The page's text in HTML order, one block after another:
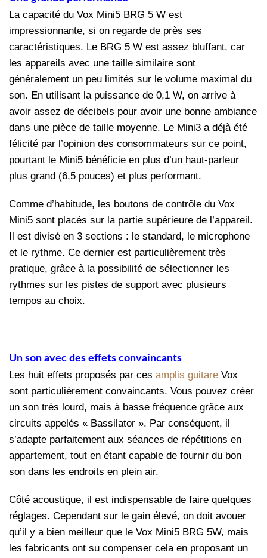
La capacité du Vox Mini5 BRG 5 W est
impressionnante, si on regarde de près ses
caractéristiques. Le BRG 5 W est assez bluffant, car
les appareils avec une taille similaire sont
généralement un peu limités sur le volume maximal du
son. En utilisant la puissance de 0,1 W, on arrive à
avoir assez de décibels pour avoir une bonne ambiance
dans une pièce de taille moyenne. Le Mini3 a déjà été
félicité par l’opinion des consommateurs sur ce point,
pourtant le Mini5 bénéficie en plus d’un haut-parleur
plus grand (6,5 pouces) et plus performant.
Comme d’habitude, les boutons de contrôle du Vox
Mini5 sont placés sur la partie supérieure de l’appareil.
Il est divisé en 3 sections : le standard, le microphone
et le rythme. Ce dernier est particulièrement très
pratique, grâce à la possibilité de sélectionner les
rythmes sur les pistes de support avec plusieurs
tempos au choix.
Un son avec des effets convaincants
Les huit effets proposés par ces amplis guitare Vox
sont particulièrement convaincants. Vous pouvez créer
un son très lourd, mais à basse fréquence grâce aux
circuits appelés « Bassilator ». Par conséquent, il
s’adapte parfaitement aux séances de répétitions en
appartement, tout en étant capable de fournir du bon
son dans les endroits en plein air.
Côté acoustique, il est indispensable de faire quelques
réglages. Cependant sur le gain élevé, on doit avouer
qu’il y a bien meilleur que le Vox Mini5 BRG 5W, mais
les fabricants ont su compenser cela en proposant un